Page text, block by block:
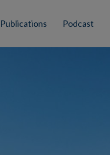
Publications Podcast